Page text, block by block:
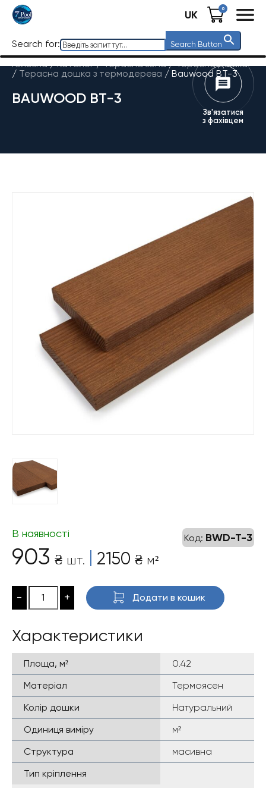
UK 0
Search for: Search Button
Головна / Каталог/Терасна зона/Терасна дошка
/ Терасна дошка з термодерева / Bauwood BT-3
BAUWOOD BT-3
Зв'язатися
з фахівцем
Код: BWD-T-3
В наявності
903 ₴ шт. | 2150 ₴ м²
- + Додати в кошик
Характеристики
Площа, м²
0.42
Матеріал
Термоясен
Колір дошки
Натуральний
Одиниця виміру
м²
Структура
масивна
Тип кріплення